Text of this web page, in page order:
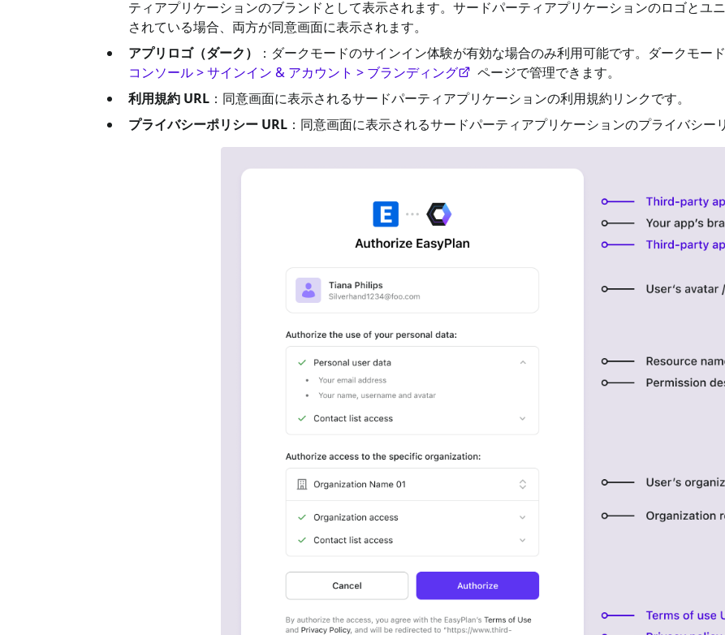
ティアプリケーションのブランドとして表示されます。サードパーティアプリケーションのロゴとユ
されている場合、両方が同意画面に表示されます。
アプリロゴ（ダーク）
：ダークモードのサインイン体験が有効な場合のみ利用可能です。ダークモー
コンソール > サインイン & アカウント > ブランディング
ページで管理できます。
利用規約 URL ：同意画面に表示されるサードパーティアプリケーションの利用規約リンクです。
プライバシーポリシー URL ：同意画面に表示されるサードパーティアプリケーションのプライバシー